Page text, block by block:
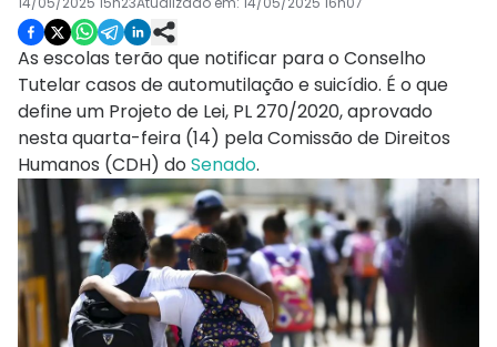
As escolas terão que notificar para o Conselho
Tutelar casos de automutilação e suicídio. É o que
define um Projeto de Lei, PL 270/2020, aprovado
nesta quarta-feira (14) pela Comissão de Direitos
Humanos (CDH) do Senado.